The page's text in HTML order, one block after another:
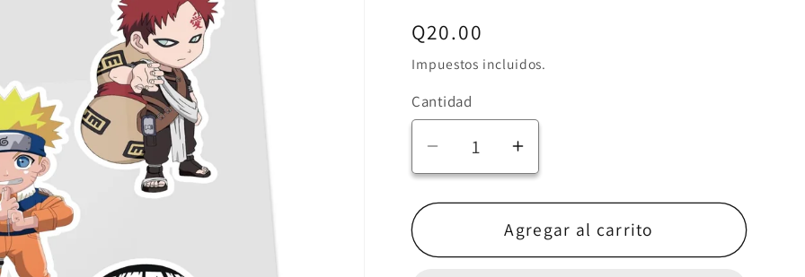
i
ó
n
Precio
habitual
Q20.00
Impuestos incluidos.
Cantidad
Reducir
cantidad
para
Stickers
Naruto
Aumentar
cantidad
para
Stickers
Naruto
Agregar al carrito